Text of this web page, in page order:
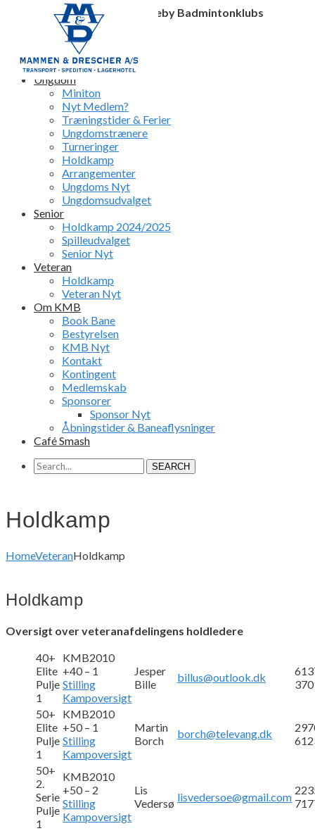
Velkommen til Kastrup-Magleby Badmintonklubs
officielle hjemmeside
for:
Ungdom
Miniton
Nyt Medlem?
Træningstider & Ferier
Ungdomstrænere
Turneringer
Holdkamp
Arrangementer
Ungdoms Nyt
Ungdomsudvalget
Senior
Holdkamp 2024/2025
Spilleudvalget
Senior Nyt
Veteran
Holdkamp
Veteran Nyt
Om KMB
Book Bane
Bestyrelsen
KMB Nyt
Kontakt
Kontingent
Medlemskab
Sponsorer
Sponsor Nyt
Åbningstider & Baneaflysninger
Café Smash
SEARCH
Holdkamp
HomeVeteranHoldkamp
Holdkamp
Oversigt over veteranafdelingens holdledere
40+
Elite
Pulje
1
KMB2010
+40 – 1
Stilling
Kampoversigt
Jesper
Bille
billus@outlook.dk
50+
Elite
Pulje
1
KMB2010
+50 – 1
Stilling
Kampoversigt
Martin
Borch
borch@televang.dk
50+
2.
Serie
Pulje
1
KMB2010
+50 – 2
Stilling
Kampoversigt
Lis
Vedersø lisvedersoe@gmail.com